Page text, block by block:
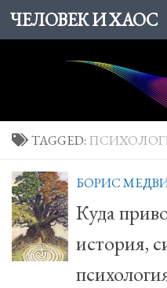
Skip to content
ЧЕЛОВЕК И ХАОС
TAGGED:
БОРИС
Куда
история,